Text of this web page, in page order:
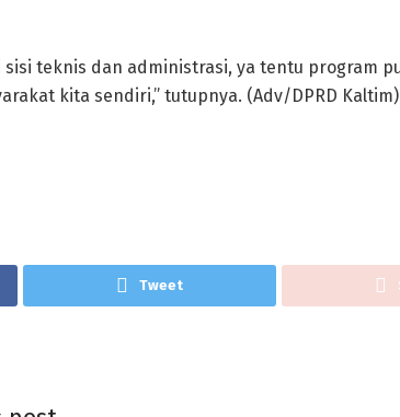
sisi teknis dan administrasi, ya tentu program
kita sendiri,” tutupnya. (Adv/DPRD Kaltim)
Tweet